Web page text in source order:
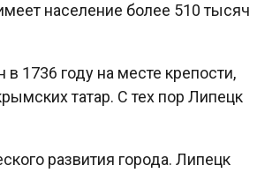
население более 510 тысяч
1736 году на месте крепости,
татар. С тех пор Липецк
развития города. Липецк